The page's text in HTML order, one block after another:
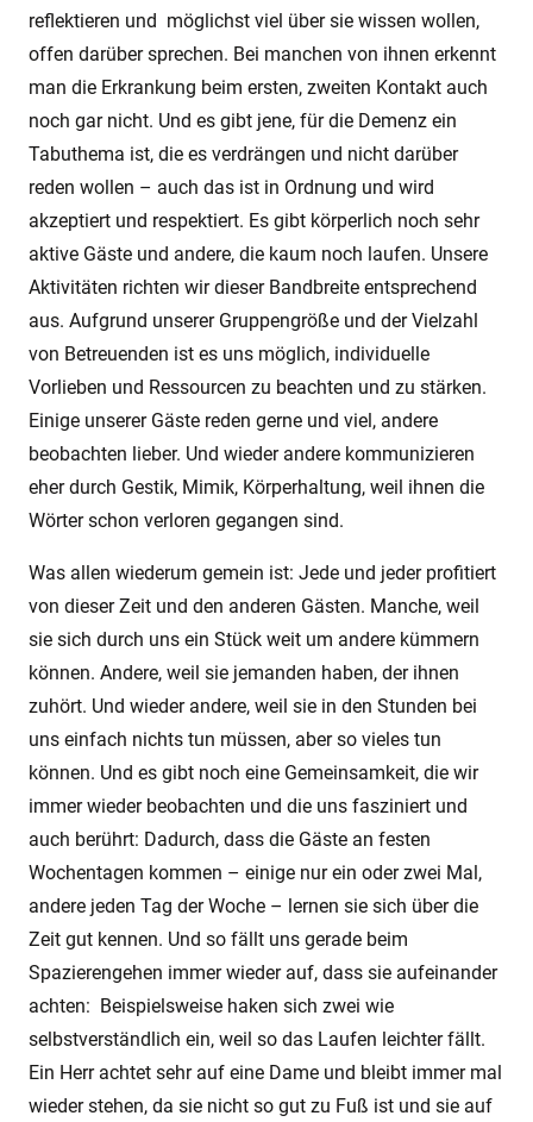
reflektieren und möglichst viel über sie wissen wollen,
offen darüber sprechen. Bei manchen von ihnen erkennt
man die Erkrankung beim ersten, zweiten Kontakt auch
noch gar nicht. Und es gibt jene, für die Demenz ein
Tabuthema ist, die es verdrängen und nicht darüber
reden wollen – auch das ist in Ordnung und wird
akzeptiert und respektiert. Es gibt körperlich noch sehr
aktive Gäste und andere, die kaum noch laufen. Unsere
Aktivitäten richten wir dieser Bandbreite entsprechend
aus. Aufgrund unserer Gruppengröße und der Vielzahl
von Betreuenden ist es uns möglich, individuelle
Vorlieben und Ressourcen zu beachten und zu stärken.
Einige unserer Gäste reden gerne und viel, andere
beobachten lieber. Und wieder andere kommunizieren
eher durch Gestik, Mimik, Körperhaltung, weil ihnen die
Wörter schon verloren gegangen sind.
Was allen wiederum gemein ist: Jede und jeder profitiert
von dieser Zeit und den anderen Gästen. Manche, weil
sie sich durch uns ein Stück weit um andere kümmern
können. Andere, weil sie jemanden haben, der ihnen
zuhört. Und wieder andere, weil sie in den Stunden bei
uns einfach nichts tun müssen, aber so vieles tun
können. Und es gibt noch eine Gemeinsamkeit, die wir
immer wieder beobachten und die uns fasziniert und
auch berührt: Dadurch, dass die Gäste an festen
Wochentagen kommen – einige nur ein oder zwei Mal,
andere jeden Tag der Woche – lernen sie sich über die
Zeit gut kennen. Und so fällt uns gerade beim
Spazierengehen immer wieder auf, dass sie aufeinander
achten: Beispielsweise haken sich zwei wie
selbstverständlich ein, weil so das Laufen leichter fällt.
Ein Herr achtet sehr auf eine Dame und bleibt immer mal
wieder stehen, da sie nicht so gut zu Fuß ist und sie auf